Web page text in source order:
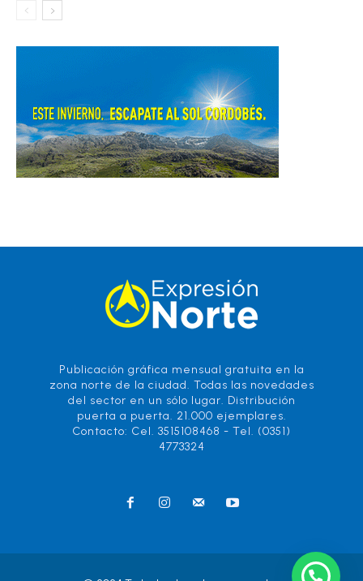
Publicación gráfica mensual gratuita en la
zona norte de la ciudad. Todas las novedades
del sector en un sólo lugar. Distribución
puerta a puerta. 21.000 ejemplares.
Contacto: Cel. 3515108468 - Tel. (0351)
4773324